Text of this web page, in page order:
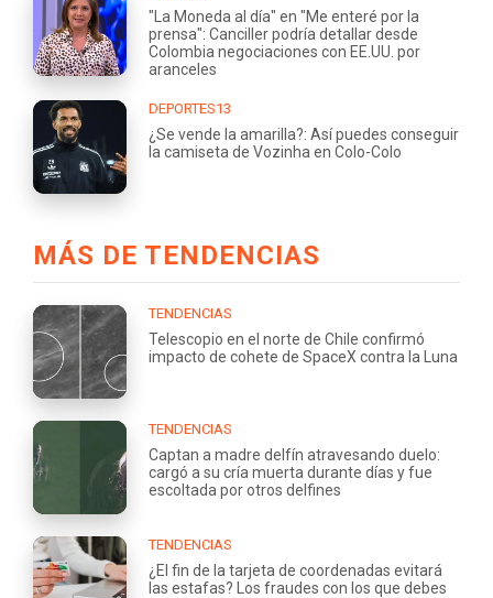
"La Moneda al día" en "Me enteré por la
prensa": Canciller podría detallar desde
Colombia negociaciones con EE.UU. por
aranceles
DEPORTES13
¿Se vende la amarilla?: Así puedes conseguir
la camiseta de Vozinha en Colo-Colo
MÁS DE TENDENCIAS
TENDENCIAS
Telescopio en el norte de Chile confirmó
impacto de cohete de SpaceX contra la Luna
TENDENCIAS
Captan a madre delfín atravesando duelo:
cargó a su cría muerta durante días y fue
escoltada por otros delfines
TENDENCIAS
¿El fin de la tarjeta de coordenadas evitará
las estafas? Los fraudes con los que debes